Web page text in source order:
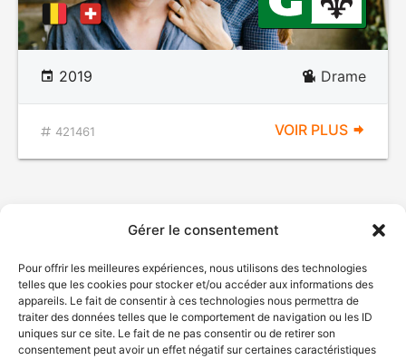
Gérer le consentement
Pour offrir les meilleures expériences, nous utilisons des technologies
telles que les cookies pour stocker et/ou accéder aux informations des
appareils. Le fait de consentir à ces technologies nous permettra de
traiter des données telles que le comportement de navigation ou les ID
uniques sur ce site. Le fait de ne pas consentir ou de retirer son
consentement peut avoir un effet négatif sur certaines caractéristiques
2019 Drame
421461 VOIR PLUS